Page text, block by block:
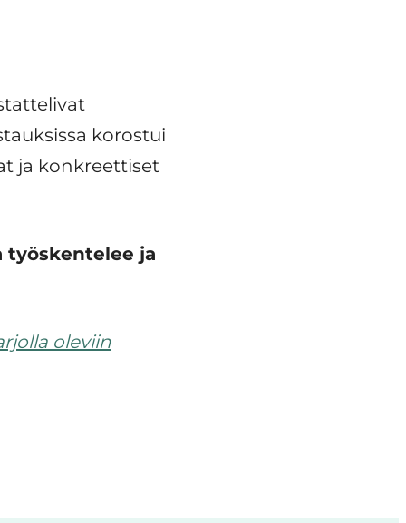
korostui
ja konkreettiset
työskentelee ja
oleviin